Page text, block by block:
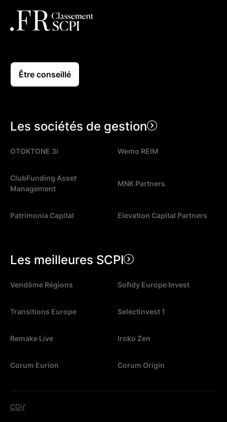
Être conseillé
Les sociétés de gestion
OTOKTONE 3i Wemo REIM
ClubFunding Asset
Management
MNK Partners
Patrimonia Capital Elevation Capital Partners
Les meilleures SCPI
Vendôme Régions Sofidy Europe Invest
Transitions Europe Selectinvest 1
Remake Live Iroko Zen
Corum Eurion Corum Origin
CGV